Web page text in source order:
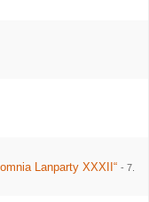
Lanparty XXXII“ - 7.